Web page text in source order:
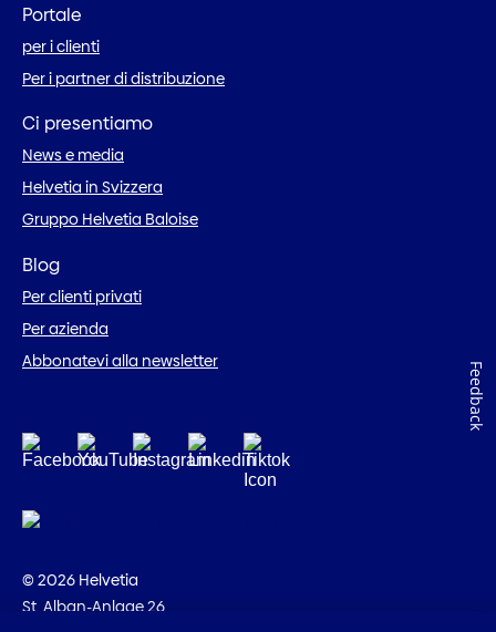
Portale
per i clienti
Per i partner di distribuzione
Ci presentiamo
News e media
Helvetia in Svizzera
Gruppo Helvetia Baloise
Blog
Per clienti privati
Per azienda
Abbonatevi alla newsletter
© 2026 Helvetia
St. Alban-Anlage 26
Feedback